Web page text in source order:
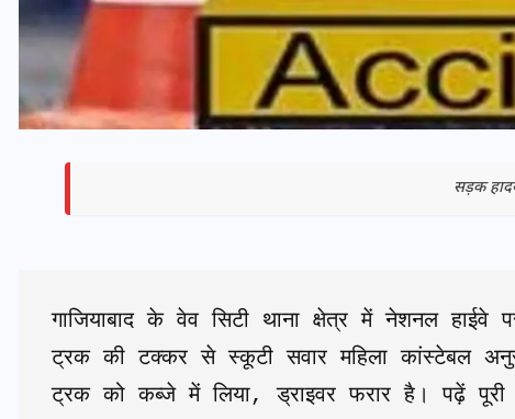
सड़क
गाजियाबाद के वेव सिटी थाना क्षेत्र में नेशनल
ट्रक की टक्कर से स्कूटी सवार महिला कांस्टेबल
ट्रक को कब्जे में लिया, ड्राइवर फरार है। पढ़ें पूरी
29 दिसम्बर 2025